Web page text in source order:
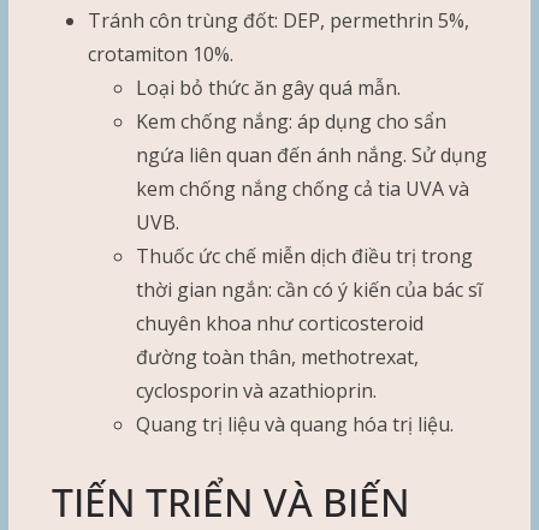
Tránh côn trùng đốt: DEP, permethrin 5%,
crotamiton 10%.
Loại bỏ thức ăn gây quá mẫn.
Kem chống nắng: áp dụng cho sẩn
ngứa liên quan đến ánh nắng. Sử dụng
kem chống nắng chống cả tia UVA và
UVB.
Thuốc ức chế miễn dịch điều trị trong
thời gian ngắn: cần có ý kiến của bác sĩ
chuyên khoa như corticosteroid
đường toàn thân, methotrexat,
cyclosporin và azathioprin.
Quang trị liệu và quang hóa trị liệu.
TIẾN TRIỂN VÀ BIẾN